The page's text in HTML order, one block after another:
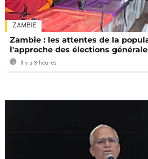
ZAMBIE
Zambie : les attentes de la
l'approche des élections
Il y a 3 heures